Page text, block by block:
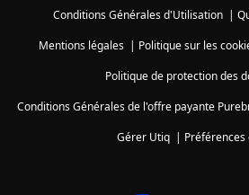
Conditions Générales d'Utilisation
Mentions légales| Politique sur les
Politique de protection des
Conditions Générales de l'offre payante
Gérer Utiq
Préférences